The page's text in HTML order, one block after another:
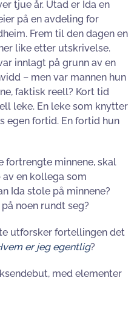
tjue år. Utad er Ida en
på en avdeling for
Frem til den dagen en
like etter utskrivelse.
innlagt på grunn av en
– men var mannen hun
faktisk reell? Kort tid
leke. En leke som knytter
egen fortid. En fortid hun
fortrengte minnene, skal
av en kollega som
Ida stole på minnene?
noen rundt seg?
utforsker fortellingen det
er jeg egentlig?
med elementer